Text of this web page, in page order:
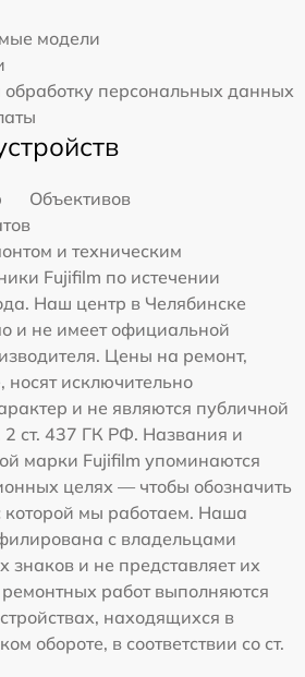
модели
обработку персональных данных
Объективов
и техническим
Fujifilm по истечении
Наш центр в Челябинске
и не имеет официальной
Цены на ремонт,
носят исключительно
и не являются публичной
2 ст. 437 ГК РФ. Названия и
марки Fujifilm упоминаются
целях — чтобы обозначить
которой мы работаем. Наша
с владельцами
знаков и не представляет их
работ выполняются
находящихся в
обороте, в соответствии со ст.